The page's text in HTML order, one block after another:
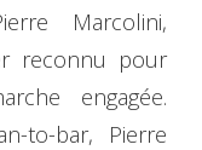
Marcolini,
reconnu pour
engagée.
to-bar, Pierre